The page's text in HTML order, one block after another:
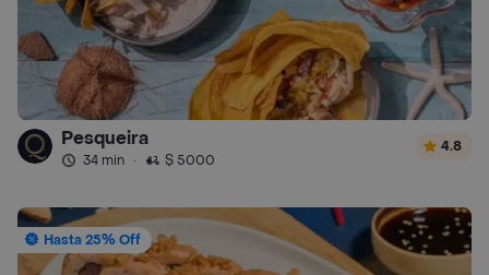
Pesqueira
34 min · $ 5000
4.8
Hasta 25% Off